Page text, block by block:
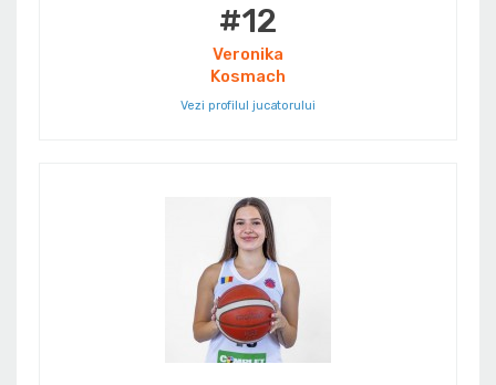
#12
Veronika
Kosmach
Vezi profilul jucatorului